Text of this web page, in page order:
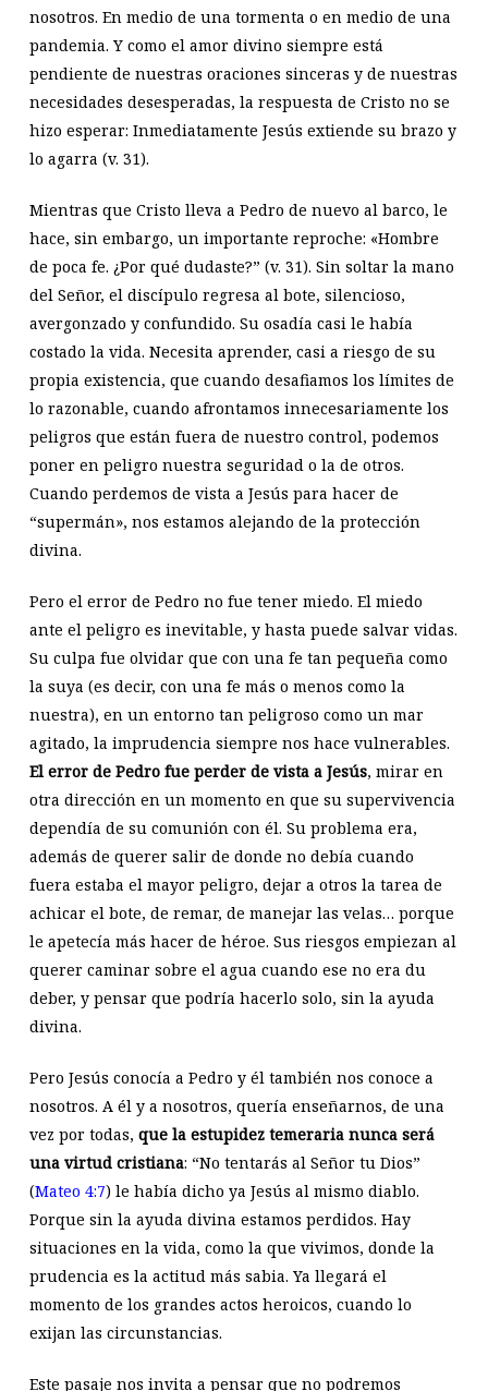
nosotros. En medio de una tormenta o en medio de una
pandemia. Y como el amor divino siempre está
pendiente de nuestras oraciones sinceras y de nuestras
necesidades desesperadas, la respuesta de Cristo no se
hizo esperar: Inmediatamente Jesús extiende su brazo y
lo agarra (v. 31).
Mientras que Cristo lleva a Pedro de nuevo al barco, le
hace, sin embargo, un importante reproche: «Hombre
de poca fe. ¿Por qué dudaste?” (v. 31). Sin soltar la mano
del Señor, el discípulo regresa al bote, silencioso,
avergonzado y confundido. Su osadía casi le había
costado la vida. Necesita aprender, casi a riesgo de su
propia existencia, que cuando desafiamos los límites de
lo razonable, cuando afrontamos innecesariamente los
peligros que están fuera de nuestro control, podemos
poner en peligro nuestra seguridad o la de otros.
Cuando perdemos de vista a Jesús para hacer de
“supermán», nos estamos alejando de la protección
divina.
Pero el error de Pedro no fue tener miedo. El miedo
ante el peligro es inevitable, y hasta puede salvar vidas.
Su culpa fue olvidar que con una fe tan pequeña como
la suya (es decir, con una fe más o menos como la
nuestra), en un entorno tan peligroso como un mar
agitado, la imprudencia siempre nos hace vulnerables.
El error de Pedro fue perder de vista a Jesús, mirar en
otra dirección en un momento en que su supervivencia
dependía de su comunión con él. Su problema era,
además de querer salir de donde no debía cuando
fuera estaba el mayor peligro, dejar a otros la tarea de
achicar el bote, de remar, de manejar las velas… porque
le apetecía más hacer de héroe. Sus riesgos empiezan al
querer caminar sobre el agua cuando ese no era du
deber, y pensar que podría hacerlo solo, sin la ayuda
divina.
Pero Jesús conocía a Pedro y él también nos conoce a
nosotros. A él y a nosotros, quería enseñarnos, de una
vez por todas, que la estupidez temeraria nunca será
una virtud cristiana: “No tentarás al Señor tu Dios”
(Mateo 4:7) le había dicho ya Jesús al mismo diablo.
Porque sin la ayuda divina estamos perdidos. Hay
situaciones en la vida, como la que vivimos, donde la
prudencia es la actitud más sabia. Ya llegará el
momento de los grandes actos heroicos, cuando lo
exijan las circunstancias.
Este pasaje nos invita a pensar que no podremos